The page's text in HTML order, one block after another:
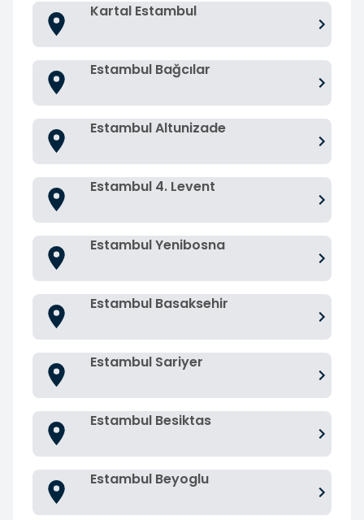
Kartal Estambul
Estambul Bağcılar
Estambul Altunizade
Estambul 4. Levent
Estambul Yenibosna
Estambul Basaksehir
Estambul Sariyer
Estambul Besiktas
Estambul Beyoglu